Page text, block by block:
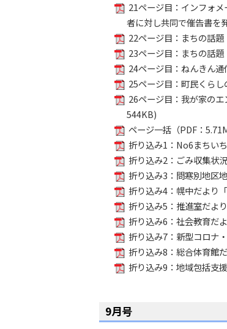
21ページ目：インフォ
者に対し共同で催告書を
22ページ目：まちの話
23ページ目：まちの話
24ページ目：ねんきん
25ページ目：町民くら
26ページ目：我が家の
544KB)
ページ一括（PDF：
折り込み1：No6まちい
折り込み2：ごみ収集状
折り込み3：問寒別地区
折り込み4：幌中だより
折り込み5：推進室だよ
折り込み6：社会教育だ
折り込み7：新型コロナ
折り込み8：総合体育館
折り込み9：地域包括支
9月号